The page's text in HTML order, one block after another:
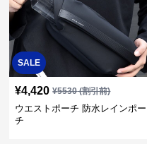
SALE
¥4,420 ¥5530(割引前)
ウエストポーチ 防水レインポー
チ